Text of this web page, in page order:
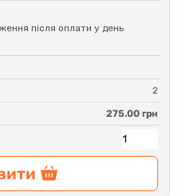
після оплати у день
2
275.00 грн